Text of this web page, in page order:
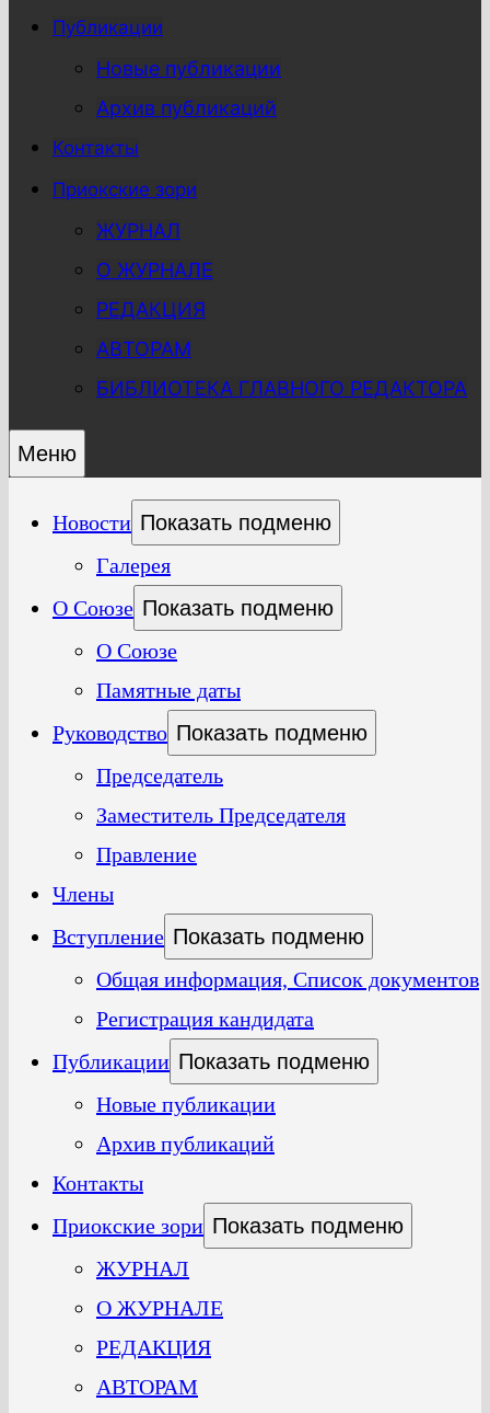
Публикации
Новые публикации
Архив публикаций
Контакты
Приокские зори
ЖУРНАЛ
О ЖУРНАЛЕ
РЕДАКЦИЯ
АВТОРАМ
БИБЛИОТЕКА ГЛАВНОГО РЕДАКТОРА
Меню
Новости Показать подменю
Галерея
О Союзе Показать подменю
О Союзе
Памятные даты
Руководство Показать подменю
Председатель
Заместитель Председателя
Правление
Члены
Вступление Показать подменю
Общая информация, Список документов
Регистрация кандидата
Публикации Показать подменю
Новые публикации
Архив публикаций
Контакты
Приокские зори Показать подменю
ЖУРНАЛ
О ЖУРНАЛЕ
РЕДАКЦИЯ
АВТОРАМ